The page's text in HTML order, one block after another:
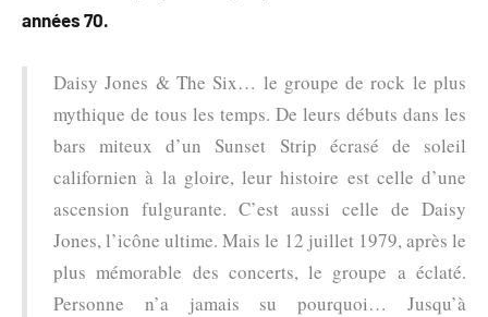
années 70.
Daisy Jones & The Six… le groupe de rock le plus
mythique de tous les temps. De leurs débuts dans les
bars miteux d’un Sunset Strip écrasé de soleil
californien à la gloire, leur histoire est celle d’une
ascension fulgurante. C’est aussi celle de Daisy
Jones, l’icône ultime. Mais le 12 juillet 1979, après le
plus mémorable des concerts, le groupe a éclaté.
Personne n’a jamais su pourquoi… Jusqu’à